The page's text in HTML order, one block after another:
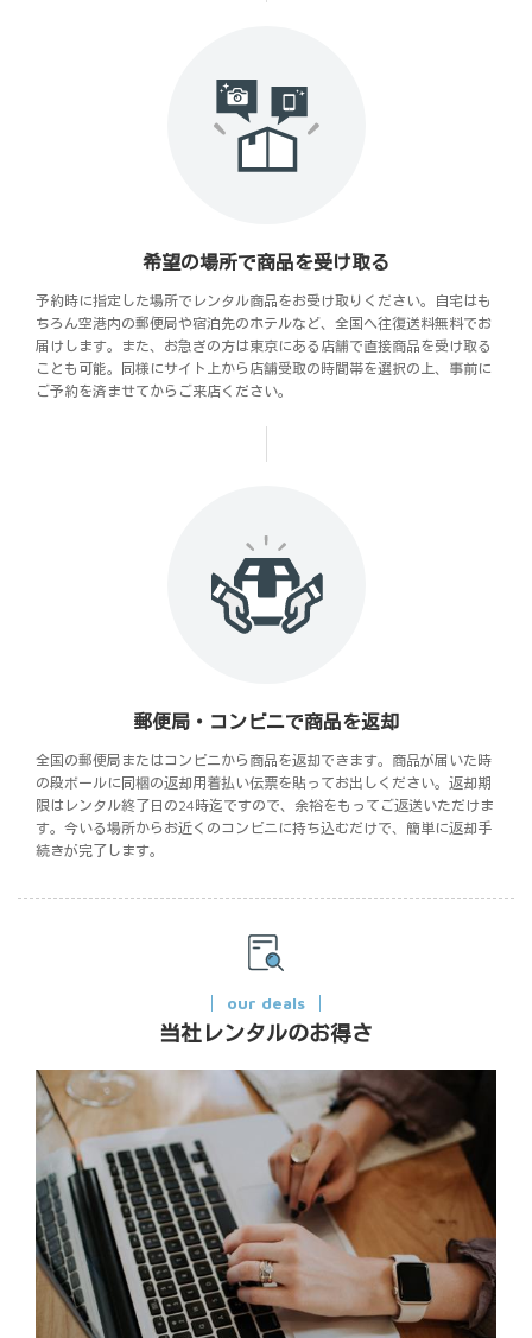
希望の場所で商品を受け取る
予約時に指定した場所でレンタル商品をお受け取りください。自宅はも
ちろん空港内の郵便局や宿泊先のホテルなど、全国へ往復送料無料でお
届けします。また、お急ぎの方は東京にある店舗で直接商品を受け取る
ことも可能。同様にサイト上から店舗受取の時間帯を選択の上、事前に
ご予約を済ませてからご来店ください。
郵便局・コンビニで商品を返却
全国の郵便局またはコンビニから商品を返却できます。商品が届いた時
の段ボールに同梱の返却用着払い伝票を貼ってお出しください。返却期
限はレンタル終了日の24時迄ですので、余裕をもってご返送いただけま
す。今いる場所からお近くのコンビニに持ち込むだけで、簡単に返却手
続きが完了します。
our deals
当社レンタルのお得さ